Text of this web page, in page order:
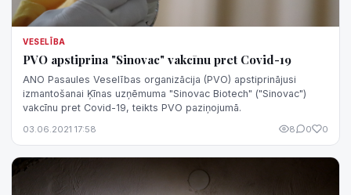
VESELĪBA
PVO apstiprina "Sinovac" vakcīnu pret Covid-19
ANO Pasaules Veselības organizācija (PVO) apstiprinājusi
izmantošanai Ķīnas uzņēmuma "Sinovac Biotech" ("Sinovac")
vakcīnu pret Covid-19, teikts PVO paziņojumā.
03.06.2021 17:58 8 0 0